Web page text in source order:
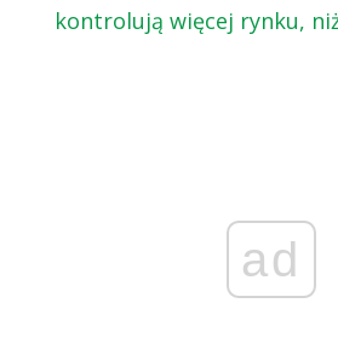
kontrolują więcej rynku,
ad